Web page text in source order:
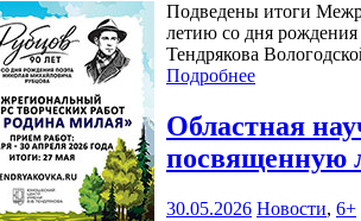
Подведены итоги
летию со дня
Тендрякова
Подробнее
Областная
посвященную
30.05.2026 Новости, 6+